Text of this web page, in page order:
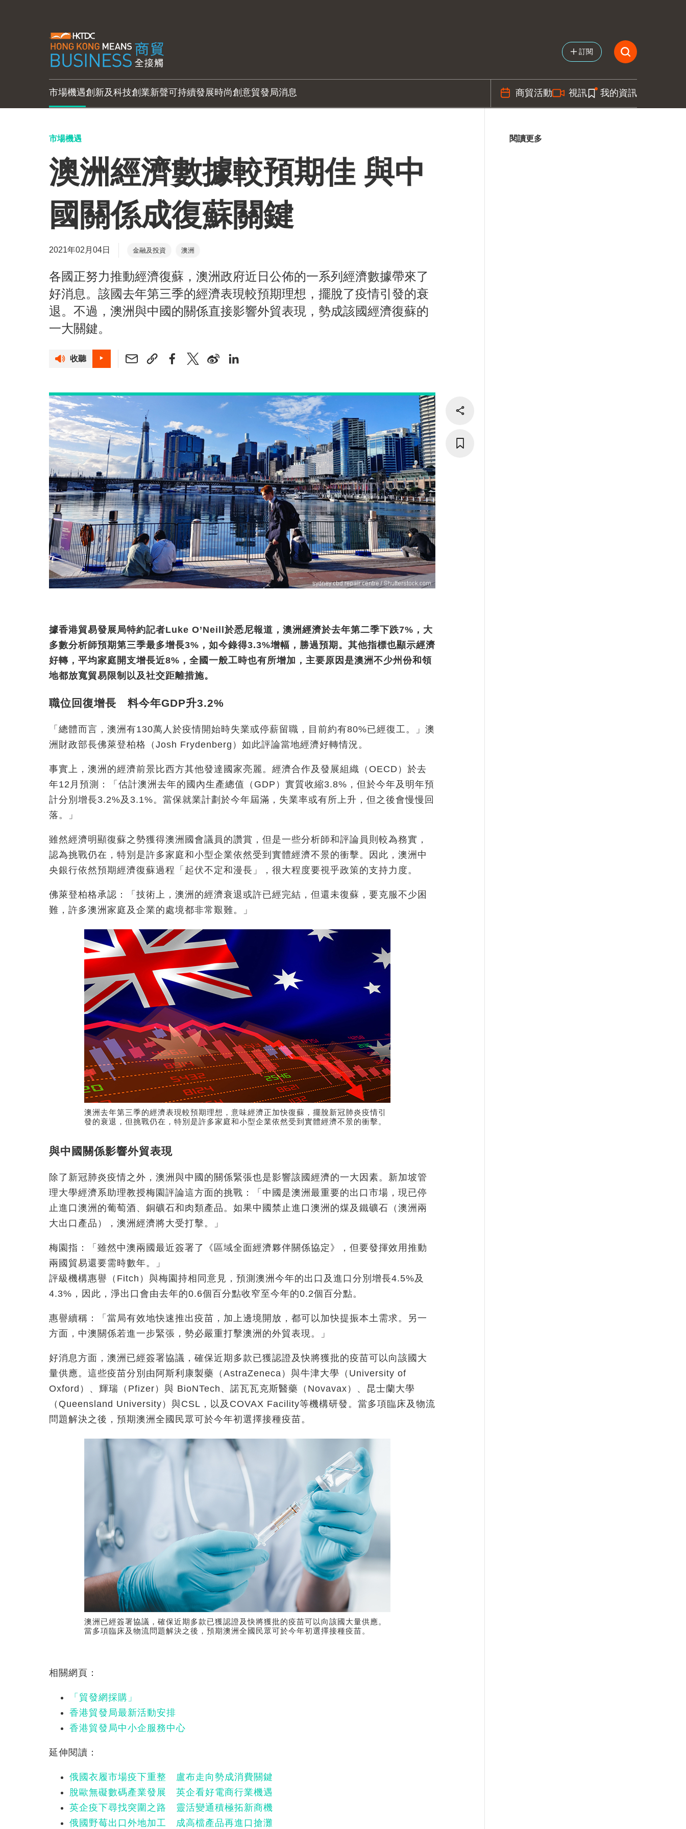
訂閱
市場機遇創新及科技創業新聲可持續發展時尚創意貿發局消息 商貿活動 視訊 我的資訊
市場機遇
澳洲經濟數據較預期佳 與中
國關係成復蘇關鍵
2021年02月04日 金融及投資 澳洲
各國正努力推動經濟復蘇，澳洲政府近日公佈的一系列經濟數據帶來了
好消息。該國去年第三季的經濟表現較預期理想，擺脫了疫情引發的衰
退。不過，澳洲與中國的關係直接影響外貿表現，勢成該國經濟復蘇的
一大關鍵。
收聽
據香港貿易發展局特約記者Luke O’Neill於悉尼報道，澳洲經濟於去年第二季下跌7%，大
多數分析師預期第三季最多增長3%，如今錄得3.3%增幅，勝過預期。其他指標也顯示經濟
好轉，平均家庭開支增長近8%，全國一般工時也有所增加，主要原因是澳洲不少州份和領
地都放寬貿易限制以及社交距離措施。
職位回復增長 料今年GDP升3.2%
「總體而言，澳洲有130萬人於疫情開始時失業或停薪留職，目前約有80%已經復工。」澳
洲財政部長佛萊登柏格（Josh Frydenberg）如此評論當地經濟好轉情況。
事實上，澳洲的經濟前景比西方其他發達國家亮麗。經濟合作及發展組織（OECD）於去
年12月預測：「估計澳洲去年的國內生產總值（GDP）實質收縮3.8%，但於今年及明年預
計分別增長3.2%及3.1%。當保就業計劃於今年屆滿，失業率或有所上升，但之後會慢慢回
落。」
雖然經濟明顯復蘇之勢獲得澳洲國會議員的讚賞，但是一些分析師和評論員則較為務實，
認為挑戰仍在，特別是許多家庭和小型企業依然受到實體經濟不景的衝擊。因此，澳洲中
央銀行依然預期經濟復蘇過程「起伏不定和漫長」，很大程度要視乎政策的支持力度。
佛萊登柏格承認：「技術上，澳洲的經濟衰退或許已經完結，但還未復蘇，要克服不少困
難，許多澳洲家庭及企業的處境都非常艱難。」
澳洲去年第三季的經濟表現較預期理想，意味經濟正加快復蘇，擺脫新冠肺炎疫情引
發的衰退，但挑戰仍在，特別是許多家庭和小型企業依然受到實體經濟不景的衝擊。
與中國關係影響外貿表現
除了新冠肺炎疫情之外，澳洲與中國的關係緊張也是影響該國經濟的一大因素。新加坡管
理大學經濟系助理教授梅園評論這方面的挑戰：「中國是澳洲最重要的出口市場，現已停
止進口澳洲的葡萄酒、銅礦石和肉類產品。如果中國禁止進口澳洲的煤及鐵礦石（澳洲兩
大出口產品），澳洲經濟將大受打擊。」
梅園指：「雖然中澳兩國最近簽署了《區域全面經濟夥伴關係協定》，但要發揮效用推動
兩國貿易還要需時數年。」
評級機構惠譽（Fitch）與梅園持相同意見，預測澳洲今年的出口及進口分別增長4.5%及
4.3%，因此，淨出口會由去年的0.6個百分點收窄至今年的0.2個百分點。
惠譽續稱：「當局有效地快速推出疫苗，加上邊境開放，都可以加快提振本土需求。另一
方面，中澳關係若進一步緊張，勢必嚴重打擊澳洲的外貿表現。」
好消息方面，澳洲已經簽署協議，確保近期多款已獲認證及快將獲批的疫苗可以向該國大
量供應。這些疫苗分別由阿斯利康製藥（AstraZeneca）與牛津大學（University of
Oxford）、輝瑞（Pfizer）與 BioNTech、諾瓦瓦克斯醫藥（Novavax）、昆士蘭大學
（Queensland University）與CSL，以及COVAX Facility等機構研發。當多項臨床及物流
問題解決之後，預期澳洲全國民眾可於今年初選擇接種疫苗。
澳洲已經簽署協議，確保近期多款已獲認證及快將獲批的疫苗可以向該國大量供應。
當多項臨床及物流問題解決之後，預期澳洲全國民眾可於今年初選擇接種疫苗。
相關網頁：
「貿發網採購」
香港貿發局最新活動安排
香港貿發局中小企服務中心
延伸閱讀：
俄國衣履市場疫下重整 盧布走向勢成消費關鍵
脫歐無礙數碼產業發展 英企看好電商行業機遇
英企疫下尋找突圍之路 靈活變通積極拓新商機
俄國野莓出口外地加工 成高檔產品再進口搶灘
閱讀更多